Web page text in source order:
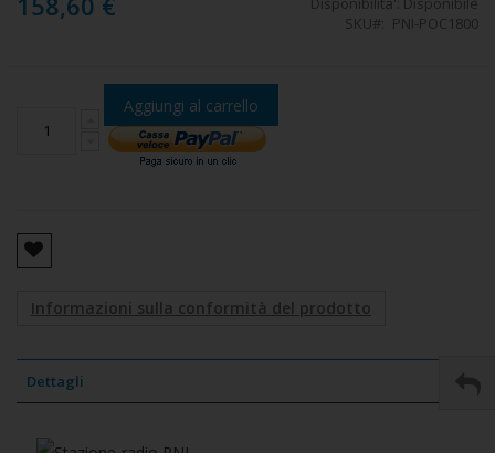
SKU
PNI-POC1800
Aggiungi al carrello
Informazioni sulla conformità del prodotto
Dettagli